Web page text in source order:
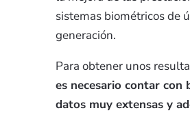
sistemas biométricos de
generación.
Para obtener unos
es necesario contar con
datos muy extensas y